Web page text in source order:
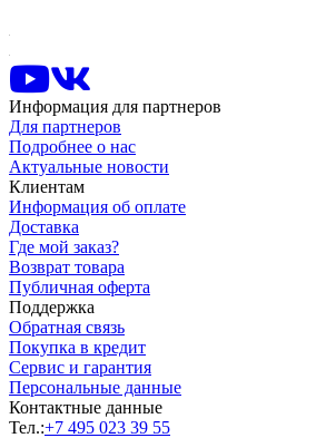
Информация для партнеров
Для партнеров
Подробнее о нас
Актуальные новости
Клиентам
Информация об оплате
Доставка
Где мой заказ?
Возврат товара
Публичная оферта
Поддержка
Обратная связь
Покупка в кредит
Сервис и гарантия
Персональные данные
Контактные данные
Тел.:+7 495 023 39 55